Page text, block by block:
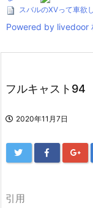
スバルのXVって車欲
Powered by livedoor
フルキャスト94
2020年11月7日
引用